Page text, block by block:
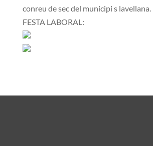
conreu de sec del municipi s lavellana.
FESTA LABORAL: